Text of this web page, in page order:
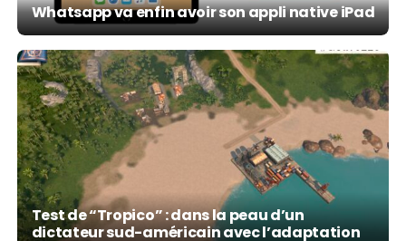
Whatsapp va enfin avoir son appli native iPad
Test de “Tropico” : dans la peau d’un
dictateur sud-américain avec l’adaptation
Tropico : gérez votre propre paradis tropical,